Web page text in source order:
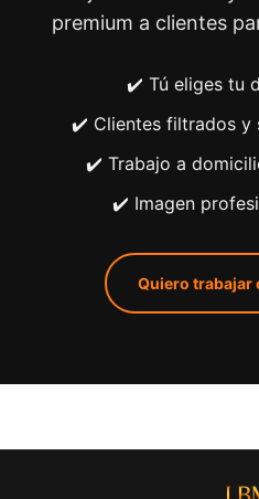
premium a clientes
✔️ Tú eliges tu
✔️ Clientes filtrados y
✔️ Trabajo a
✔️ Imagen
Quiero trabajar